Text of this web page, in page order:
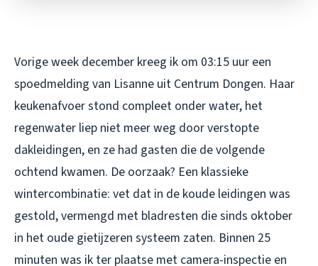
Vorige week december kreeg ik om 03:15 uur een
spoedmelding van Lisanne uit Centrum Dongen. Haar
keukenafvoer stond compleet onder water, het
regenwater liep niet meer weg door verstopte
dakleidingen, en ze had gasten die de volgende
ochtend kwamen. De oorzaak? Een klassieke
wintercombinatie: vet dat in de koude leidingen was
gestold, vermengd met bladresten die sinds oktober
in het oude gietijzeren systeem zaten. Binnen 25
minuten was ik ter plaatse met camera-inspectie en